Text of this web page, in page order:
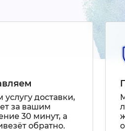
доставки,
за вашим
30 минут, а
обратно.